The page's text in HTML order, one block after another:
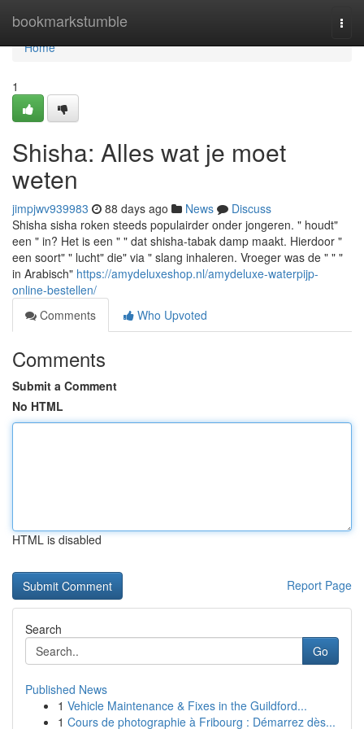
bookmarkstumble
Home
Home
1
Shisha: Alles wat je moet
weten
jimpjwv939983 88 days ago News
Discuss
Shisha sisha roken steeds populairder onder jongeren. " houdt"
een " in? Het is een " " dat shisha-tabak damp maakt. Hierdoor "
een soort" " lucht" die" via " slang inhaleren. Vroeger was de " " "
in Arabisch" https://amydeluxeshop.nl/amydeluxe-waterpijp-
online-bestellen/
Comments
Who Upvoted
Comments
Submit a Comment
No HTML
HTML is disabled
Report Page
Search
Go
Published News
1 Vehicle Maintenance & Fixes in the Guildford...
1 Cours de photographie à Fribourg : Démarrez dès...